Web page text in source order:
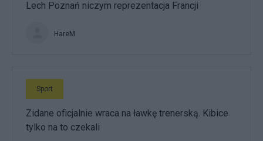
Lech Poznań niczym reprezentacja Francji
HareM
Sport
Zidane oficjalnie wraca na ławkę trenerską. Kibice
tylko na to czekali